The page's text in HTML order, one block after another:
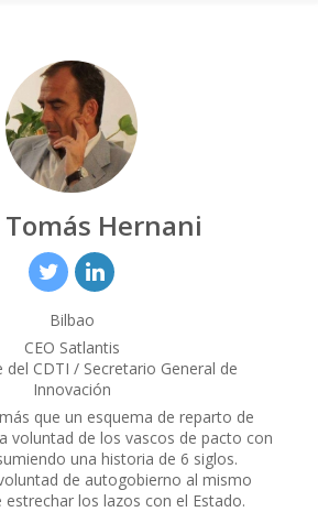
Tomás Hernani
Bilbao
CEO Satlantis
del CDTI / Secretario General de
Innovación
que un esquema de reparto de
voluntad de los vascos de pacto con
una historia de 6 siglos.
de autogobierno al mismo
los lazos con el Estado.